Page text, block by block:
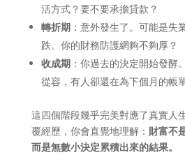
活方式？要不要承擔貸款？
轉折期：意外發生了。可能是失
跌。你的財務防護網夠不夠厚？
收成期：你過去的決定開始發酵
從容，有人卻還在為下個月的帳單
這四個階段幾乎完美對應了真實人
覆經歷，你會直覺地理解： 財富不
而是無數小決定累積出來的結果。